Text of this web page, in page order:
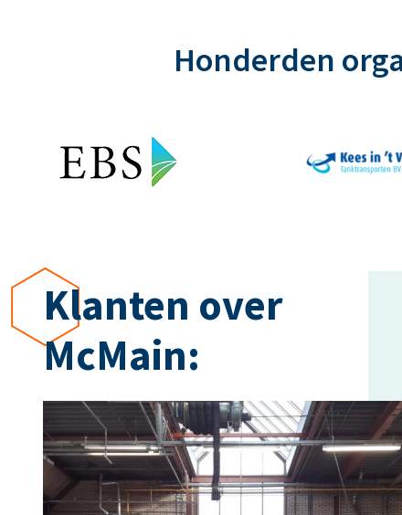
Honderden
Klanten over
McMain: